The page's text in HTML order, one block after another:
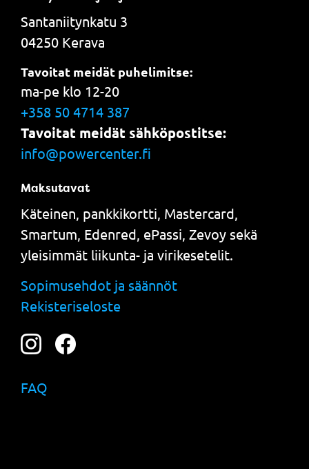
Santaniitynkatu 3
04250 Kerava
Tavoitat meidät puhelimitse:
ma-pe klo 12-20
+358 50 4714 387
Tavoitat meidät sähköpostitse:
info@powercenter.fi
Maksutavat
Käteinen, pankkikortti, Mastercard,
Smartum, Edenred, ePassi, Zevoy sekä
yleisimmät liikunta- ja virikesetelit.
Sopimusehdot ja säännöt
Rekisteriseloste
FAQ